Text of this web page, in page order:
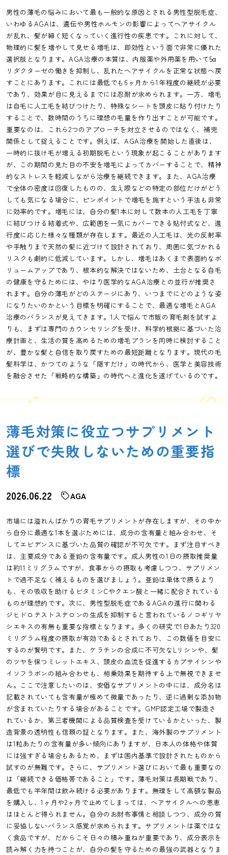
男性の薄毛の悩みにおいて最も一般的な原因とされる男性型脱毛症、
いわゆるAGAは、遺伝や男性ホルモンの影響によってヘアサイクル
が乱れ、髪が細く短くなっていく進行性の疾患です。これに対して、
物理的に髪を増やして見せる増毛は、即効性という面で非常に優れた
選択肢となります。AGA治療の本質は、内服薬や外用薬を用いて5α
リダクターゼの働きを抑制し、乱れたヘアサイクルを正常な状態へ戻
すことにあります。これには最低でも6ヶ月から1年程度の継続が必要
であり、効果が目に見えるまでには忍耐が求められます。一方、増毛
は自毛に人工毛を結びつけたり、特殊なシートを頭皮に貼り付けたり
することで、数時間のうちに理想の毛量を作り出すことが可能です。
重要なのは、これら2つのアプローチを対立させるのではなく、補完
関係として捉えることです。例えば、AGA治療を開始した直後は、
一時的に抜け毛が増える初期脱毛という現象が起こることがあります
が、この期間の見た目の不安を増毛によってカバーすることで、精神
的なストレスを軽減しながら治療を継続できます。また、AGA治療
で全体の密度は回復したものの、生え際などの特定の部位だけがどう
しても気になる場合に、ピンポイントで増毛を施すという手法も非常
に効率的です。増毛には、自分の髪1本に対して数本の人工毛を丁寧
に結びつける結着式や、広範囲を一気にカバーできる貼付式など、進
行度に応じた様々な種類が存在します。最近の人工毛は、光の反射率
や手触りまで天然の髪に近づけて設計されており、周囲に気づかれる
リスクも劇的に低減しています。しかし、増毛はあくまで表面的なボ
リュームアップであり、根本的な解決ではないため、土台となる自毛
の健康を守るためには、やはり医学的なAGA治療との並行が推奨さ
れます。自分の薄毛がどのステージにあり、いつまでにどのような姿
になりたいのかという目標を明確にすることで、最適な増毛とAGA
治療のバランスが見えてきます。1人で悩んで市販の育毛剤を試すよ
りも、まずは専門のカウンセリングを受け、科学的根拠に基づいた治
療計画と、生活の質を高めるための増毛プランを同時に検討すること
が、豊かな髪と自信を取り戻すための最短距離となります。現代の毛
髪科学は、かつてのような「隠すだけ」の時代から、医学と美容技術
を融合させた「戦略的な構築」の時代へと進化を遂げているのです。
薄毛対策に役立つサプリメント
選びで失敗しないための重要指
標
2026.06.22 AGA
市場には溢れんばかりの育毛サプリメントが存在しますが、その中か
ら自分に最適な1本を選ぶためには、成分の含有量と組み合わせ、そ
してエビデンスに基づいた品質の確認が不可欠です。まず注目すべき
は、主要成分である亜鉛の含有量です。成人男性の1日の摂取推奨量
は約11ミリグラムですが、食事からの摂取も考慮しつつ、サプリメン
トで過不足なく補えるものを選びましょう。亜鉛は単体で摂るより
も、その吸収を助けるビタミンCやクエン酸と一緒に配合されている
ものが理想的です。次に、男性型脱毛症であるAGAの進行に関わる
ジヒドロテストステロンの生成を抑制すると言われているノコギリヤ
シエキスの有無も重要な指標となります。多くの研究で1日あたり320
ミリグラム程度の摂取が有効であるとされており、この数値を目安に
するのが賢明です。また、ケラチンの合成に不可欠なLリシンや、髪
のツヤを保つミレットエキス、頭皮の血流を促進するカプサイシンや
イソフラボンの組み合わせも、相乗効果を期待する上で無視できませ
ん。ここで注意したいのは、安価なサプリメントの中には、成分名は
記載されていても含有量が極めて微量であったり、逆に過剰な添加物
が含まれていたりする場合があることです。GMP認定工場で製造さ
れているか、第三者機関による品質検査を受けているかといった、製
造背景の透明性も信頼の証となります。また、海外製のサプリメント
は1粒あたりの含有量が多い傾向にありますが、日本人の体格や体質
には強すぎる場合もあるため、まずは国内基準で設計されたものから
試すのが無難です。さらに、サプリメント選びにおいて最も重要なの
は「継続できる価格帯であること」です。薄毛対策は長期戦であり、
最低でも半年間は飲み続ける必要があります。無理をして高額な製品
を購入し、1ヶ月や2ヶ月で止めてしまっては、ヘアサイクルへの恩恵
はほとんど得られません。自分のお財布事情と相談しつつ、成分の質
に妥協しないバランス感覚が求められます。サプリメントは薬ではな
く食品ですが、だからこそ日々の積み重ねが重要であり、成分表示を
読み解く力を持つことが、自分の髪を守るための最強の武器となりま